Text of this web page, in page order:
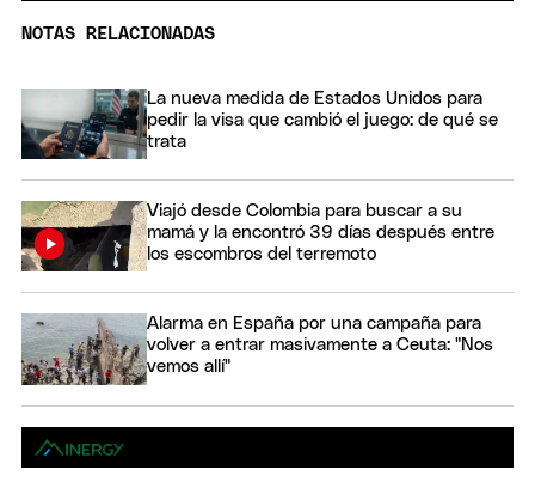
NOTAS RELACIONADAS
La nueva medida de Estados Unidos para
pedir la visa que cambió el juego: de qué se
trata
Viajó desde Colombia para buscar a su
mamá y la encontró 39 días después entre
los escombros del terremoto
Alarma en España por una campaña para
volver a entrar masivamente a Ceuta: "Nos
vemos allí"